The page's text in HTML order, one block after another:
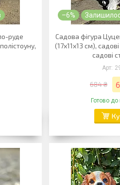
руде
–6%
Садова фігура
(17х11х13 см),
садові
684 ₴
Готово до